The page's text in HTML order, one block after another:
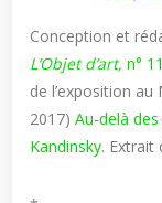
Conception et
L’Objet d’art,n°
de l’exposition au
2017)Au-delà
Kandinsky.